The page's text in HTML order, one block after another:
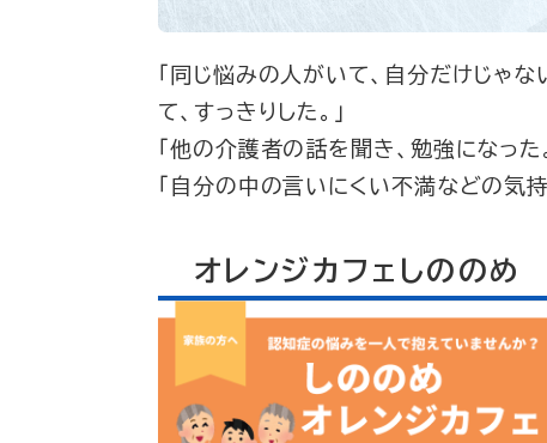
「同じ悩みの人がいて、自分だけじゃ
て、すっきりした。」
「他の介護者の話を聞き、勉強になった
「自分の中の言いにくい不満などの気
オレンジカフェしののめ